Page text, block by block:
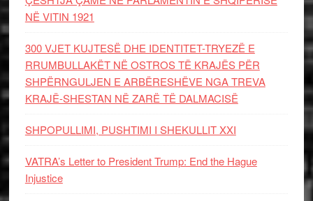
NË VITIN 1921
300 VJET KUJTESË DHE IDENTITET-TRYEZË E
RRUMBULLAKËT NË OSTROS TË KRAJËS PËR
SHPËRNGULJEN E ARBËRESHËVE NGA TREVA
KRAJË-SHESTAN NË ZARË TË DALMACISË
SHPOPULLIMI, PUSHTIMI I SHEKULLIT XXI
VATRA’s Letter to President Trump: End the Hague
Injustice